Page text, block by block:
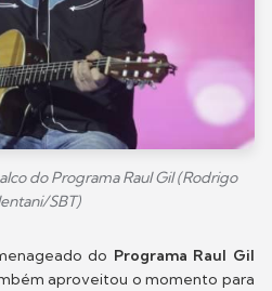
do Programa Raul Gil (Rodrigo
SBT)
do Programa Raul Gil
aproveitou o momento para